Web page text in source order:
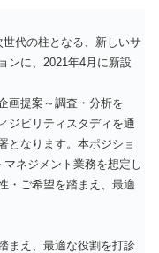
代の柱となる、新しいサ
ンに、2021年4月に新設
画提案～調査・分析を
ジビリティスタディを通
となります。本ポジショ
ネジメント業務を想定し
・ご希望を踏まえ、最適
まえ、最適な役割を打診